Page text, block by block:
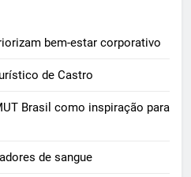
bem-estar corporativo
de Castro
Brasil como inspiração para
de sangue